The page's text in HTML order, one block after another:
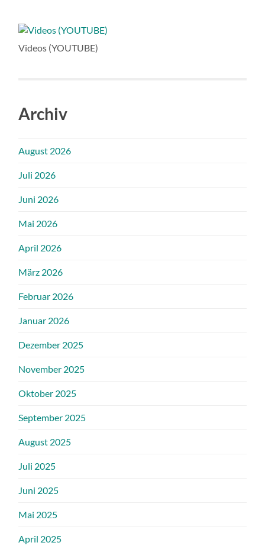
Videos (YOUTUBE)
Archiv
August 2026
Juli 2026
Juni 2026
Mai 2026
April 2026
März 2026
Februar 2026
Januar 2026
Dezember 2025
November 2025
Oktober 2025
September 2025
August 2025
Juli 2025
Juni 2025
Mai 2025
April 2025